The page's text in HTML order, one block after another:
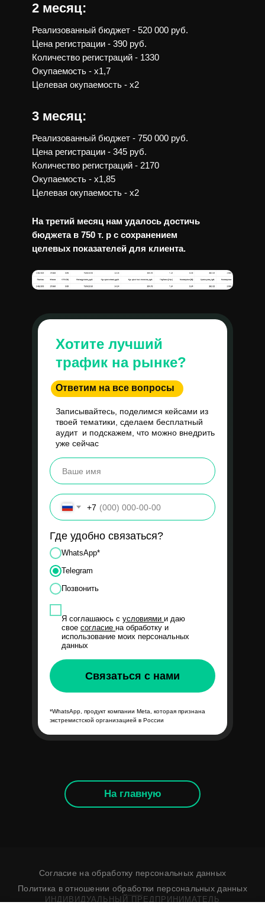
2 месяц:
Реализованный бюджет - 520 000 руб.
Цена регистрации - 390 руб.
Количество регистраций - 1330
Окупаемость - х1,7
Целевая окупаемость - х2
3 месяц:
Реализованный бюджет - 750 000 руб.
Цена регистрации - 345 руб.
Количество регистраций - 2170
Окупаемость - х1,85
Целевая окупаемость - х2
На третий месяц нам удалось достичь
бюджета в 750 т. р с сохранением
целевых показателей для клиента.
Записывайтесь, поделимся кейсами из
твоей тематики, сделаем бесплатный
аудит и подскажем, что можно внедрить
уже сейчас
Хотите лучший
трафик на рынке?
Ответим на все вопросы
+7
Где удобно связаться?
WhatsApp*
Telegram
Позвонить
Я соглашаюсь с условиями и даю
свое согласие на обработку и
использование моих персональных
данных
Связаться с нами
*WhatsApp, продукт компании Meta, которая признана
экстремистской организацией в России
На главную
Согласие на обработку персональных данных
Политика в отношении обработки персональных данных
ИНДИВИДУАЛЬНЫЙ ПРЕДПРИНИМАТЕЛЬ